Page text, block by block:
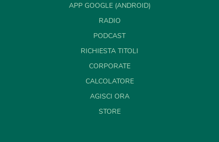
APP GOOGLE (ANDROID)
RADIO
PODCAST
RICHIESTA TITOLI
CORPORATE
CALCOLATORE
AGISCI ORA
STORE